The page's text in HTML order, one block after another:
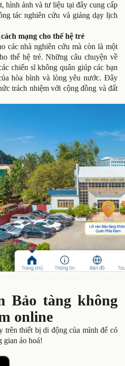
hình ảnh và tư liệu tại đây cung cấp
tác nghiên cứu và giảng dạy lịch
mạng cho thế hệ trẻ
các nhà nghiên cứu mà còn là một
thế hệ trẻ. Những câu chuyện về
chiến sĩ không quân giúp các bạn
hòa bình và lòng yêu nước. Đây
trách nhiệm với cộng đồng và đất
Bảo tàng không
online
trên thiết bị di động của mình để có
gian ảo hoá!